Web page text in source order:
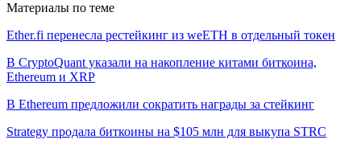
Материалы по теме
Ether.fi перенесла рестейкинг из weETH в отдельный токен
В CryptoQuant указали на накопление китами биткоина,
Ethereum и XRP
В Ethereum предложили сократить награды за стейкинг
Strategy продала биткоины на $105 млн для выкупа STRC